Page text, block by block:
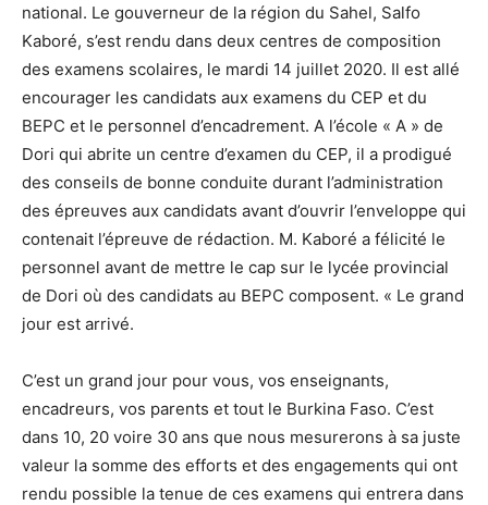
national. Le gouverneur de la région du Sahel, Salfo
Kaboré, s’est rendu dans deux centres de composition
des examens scolaires, le mardi 14 juillet 2020. Il est allé
encourager les candidats aux examens du CEP et du
BEPC et le personnel d’encadrement. A l’école « A » de
Dori qui abrite un centre d’examen du CEP, il a prodigué
des conseils de bonne conduite durant l’administration
des épreuves aux candidats avant d’ouvrir l’enveloppe qui
contenait l’épreuve de rédaction. M. Kaboré a félicité le
personnel avant de mettre le cap sur le lycée provincial
de Dori où des candidats au BEPC composent. « Le grand
jour est arrivé.
C’est un grand jour pour vous, vos enseignants,
encadreurs, vos parents et tout le Burkina Faso. C’est
dans 10, 20 voire 30 ans que nous mesurerons à sa juste
valeur la somme des efforts et des engagements qui ont
rendu possible la tenue de ces examens qui entrera dans